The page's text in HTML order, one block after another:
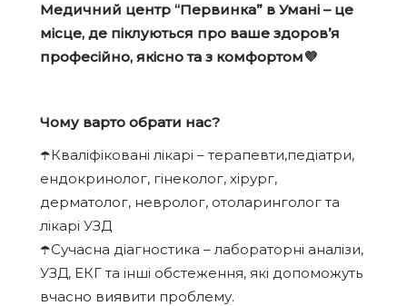
Медичний центр “Первинка” в Умані – це
місце, де піклуються про ваше здоров’я
професійно, якісно та з комфортом💜
Чому варто обрати нас?
☂️Кваліфіковані лікарі – терапевти,педіатри,
ендокринолог, гінеколог, хірург,
дерматолог, невролог, отоларинголог та
лікарі УЗД
☂️Сучасна діагностика – лабораторні аналізи,
УЗД, ЕКГ та інші обстеження, які допоможуть
вчасно виявити проблему.